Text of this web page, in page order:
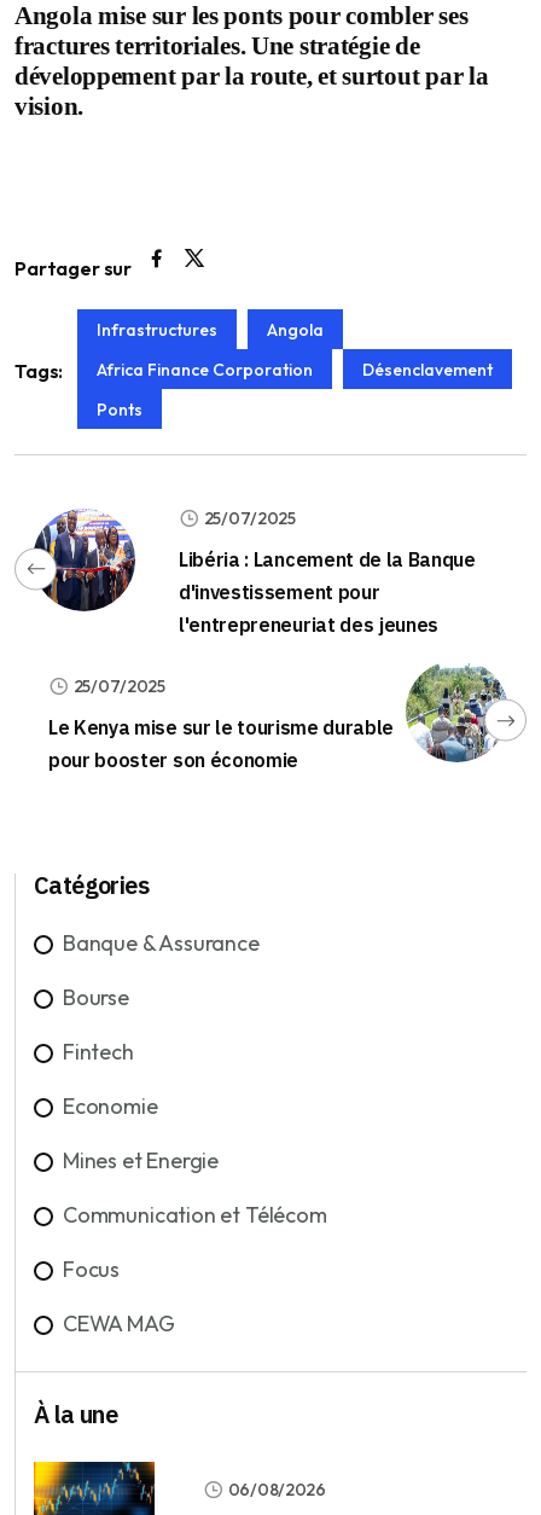
Angola mise sur les ponts pour combler ses
fractures territoriales. Une stratégie de
développement par la route, et surtout par la
vision.
Partager sur
Tags:
Infrastructures
Angola
Africa Finance Corporation
Désenclavement
Ponts
25/07/2025
Libéria : Lancement de la Banque
d'investissement pour
l'entrepreneuriat des jeunes
25/07/2025
Le Kenya mise sur le tourisme durable
pour booster son économie
Catégories
Banque & Assurance
Bourse
Fintech
Economie
Mines et Energie
Communication et Télécom
Focus
CEWA MAG
À la une
06/08/2026